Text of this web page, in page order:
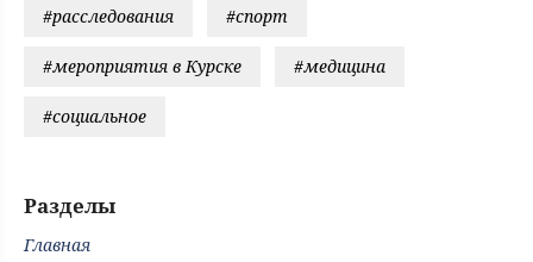
#расследования #спорт
#мероприятия в Курске #медицина
#социальное
Разделы
Главная